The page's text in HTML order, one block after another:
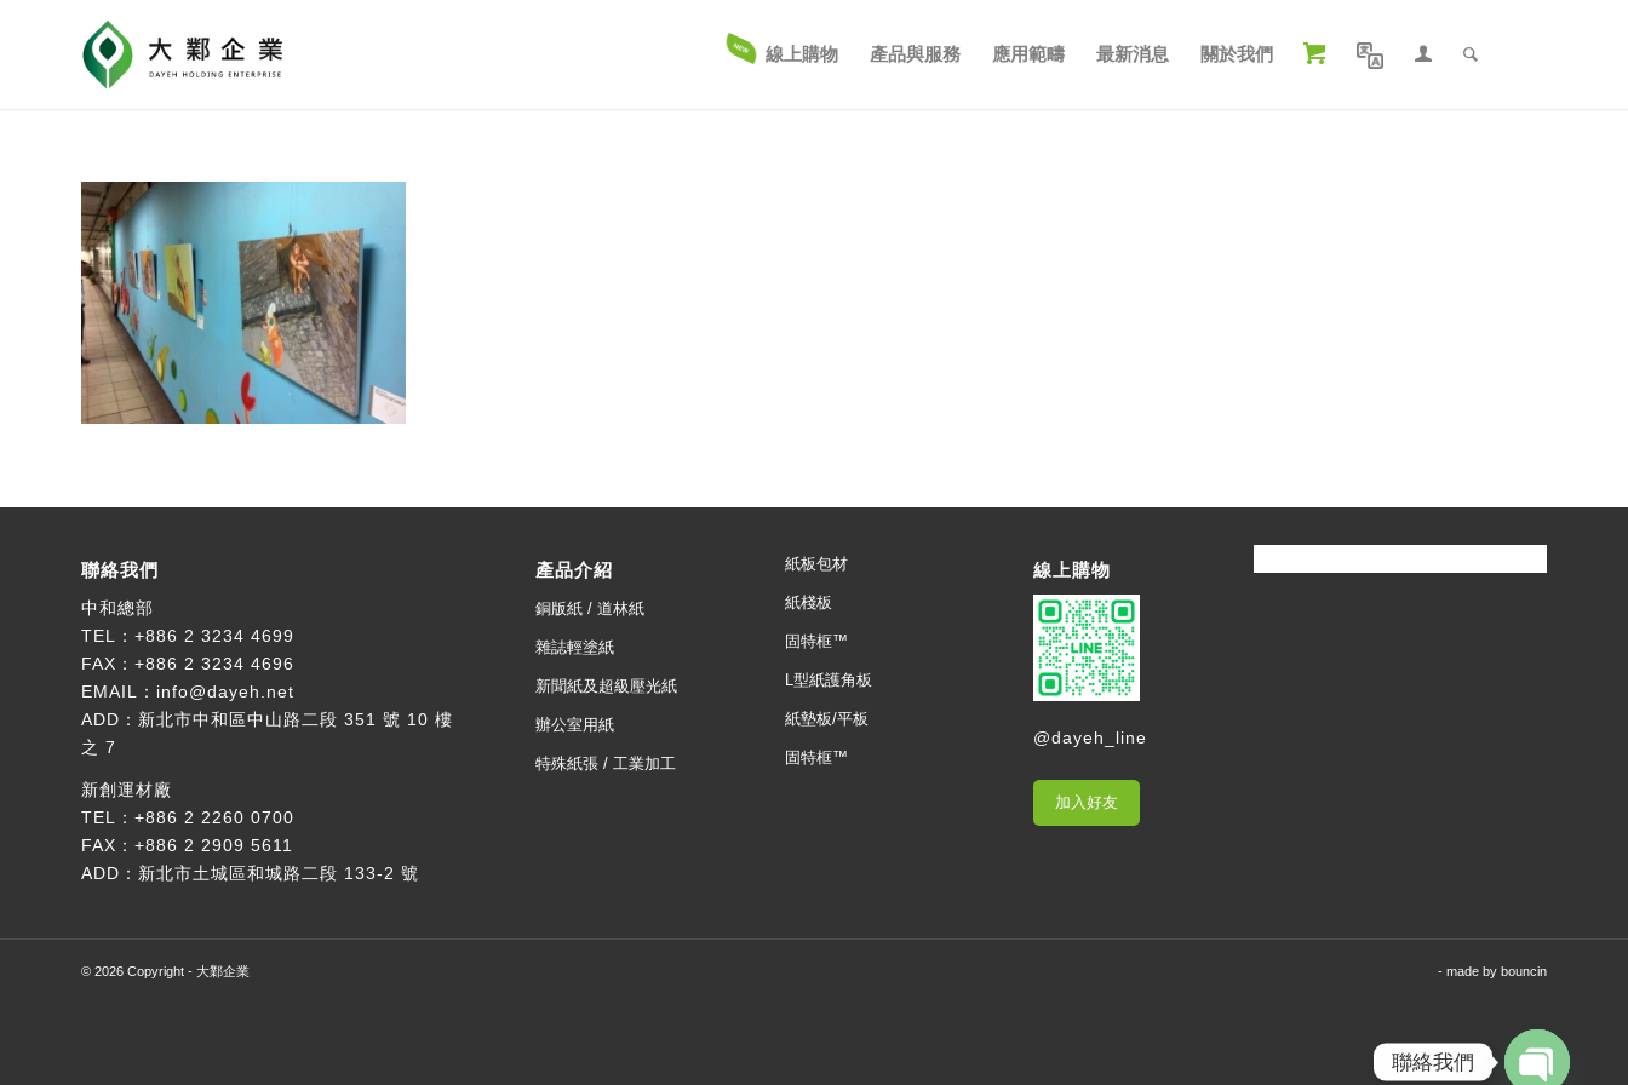
線上購物 產品與服務 應用範疇 最新消息 關於我們
聯絡我們
中和總部
TEL： +886 2 3234 4699
FAX：+886 2 3234 4696
EMAIL： info@dayeh.net
ADD： 新北市中和區中山路二段 351 號 10 樓
之 7
新創運材廠
TEL： +886 2 2260 0700
FAX：+886 2 2909 5611
ADD： 新北市土城區和城路二段 133-2 號
產品介紹
銅版紙 / 道林紙
雜誌輕塗紙
新聞紙及超級壓光紙
辦公室用紙
特殊紙張 / 工業加工
紙板包材
紙棧板
固特框™
L型紙護角板
紙墊板/平板
固特框™
線上購物
@dayeh_line
加入好友
© 2026 Copyright - 大鄴企業 - made by bouncin
聯絡我們